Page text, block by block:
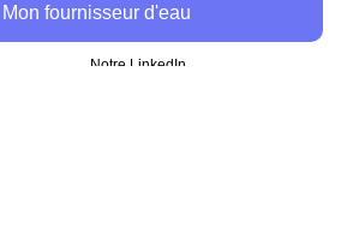
Notre LinkedIn
Mon fournisseur d'eau